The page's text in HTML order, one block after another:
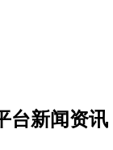
台新闻资讯